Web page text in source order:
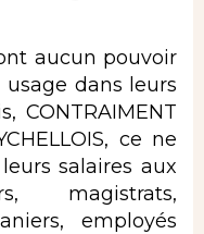
aucun pouvoir
dans leurs
ce ne
salaires aux
magistrats,
employés